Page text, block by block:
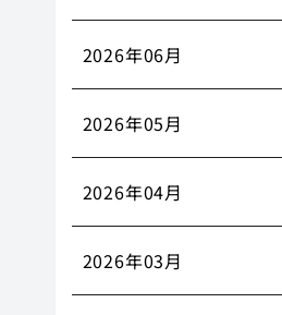
2026年06月
2026年05月
2026年04月
2026年03月